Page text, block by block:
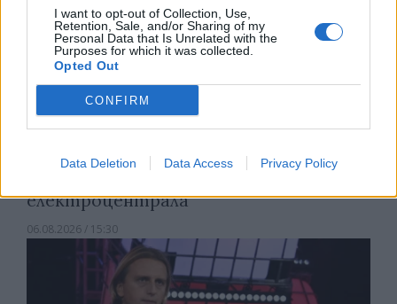
I want to opt-out of Collection, Use,
Retention, Sale, and/or Sharing of my
Personal Data that Is Unrelated with the
Purposes for which it was collected.
Opted Out
CONFIRM
Data Deletion Data Access Privacy Policy
Спадането на Дунав принуди Румъния
електроцентрала
06.08.2026 / 15:30